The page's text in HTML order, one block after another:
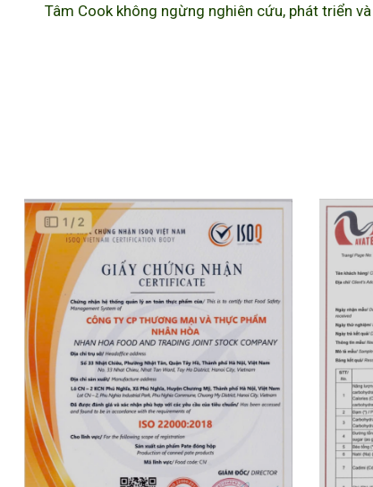
Tâm Cook không ngừng nghiên cứu, phát triển